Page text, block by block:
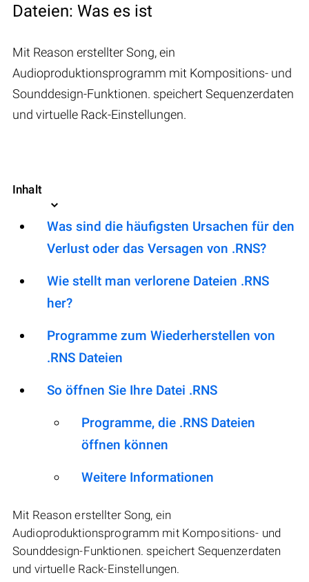
Dateien: Was es ist
Mit Reason erstellter Song, ein
Audioproduktionsprogramm mit Kompositions- und
Sounddesign-Funktionen. speichert Sequenzerdaten
und virtuelle Rack-Einstellungen.
Inhalt
Was sind die häufigsten Ursachen für den
Verlust oder das Versagen von .RNS?
Wie stellt man verlorene Dateien .RNS
her?
Programme zum Wiederherstellen von
.RNS Dateien
So öffnen Sie Ihre Datei .RNS
Programme, die .RNS Dateien
öffnen können
Weitere Informationen
Mit Reason erstellter Song, ein
Audioproduktionsprogramm mit Kompositions- und
Sounddesign-Funktionen. speichert Sequenzerdaten
und virtuelle Rack-Einstellungen.